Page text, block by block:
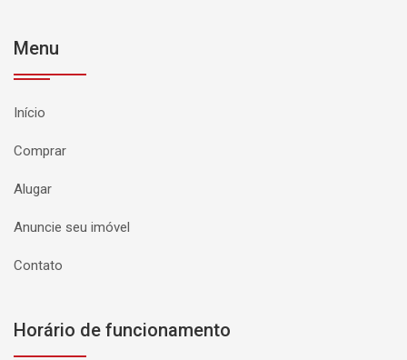
Menu
Início
Comprar
Alugar
Anuncie seu imóvel
Contato
Horário de funcionamento